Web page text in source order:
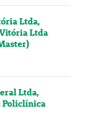
Ltda,
Ltda
Ltda,
Policlínica